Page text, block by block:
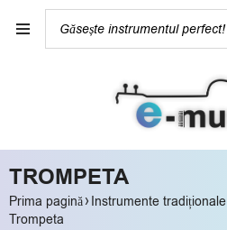
TROMPETA
Prima pagină› Instrumente tradiționale
Trompeta